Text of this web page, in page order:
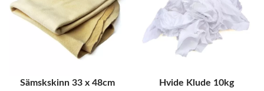
Sämskskinn 33 x 48cm Hvide Klude 10kg